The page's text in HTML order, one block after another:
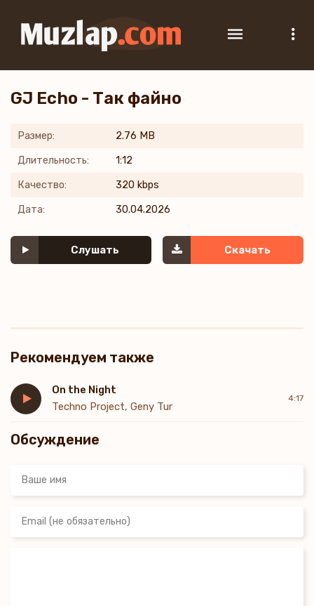
GJ Echo - Так файно
Размер: 2.76 MB
Длительность: 1:12
Качество: 320 kbps
Дата: 30.04.2026
Слушать Скачать
Рекомендуем также
On the Night
Techno Project, Geny Tur
4:17
Обсуждение